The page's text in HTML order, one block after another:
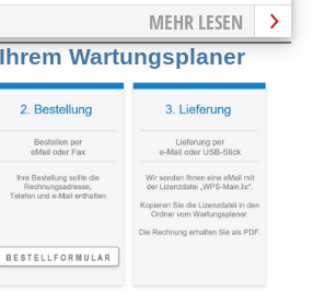
MEHR LESEN
Wartungsplaner